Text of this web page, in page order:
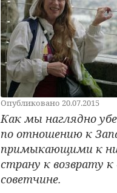
Опубликовано 20.07.2015
Как мы наглядно
по отношению к
примыкающими к
страну к возврату
советчине.